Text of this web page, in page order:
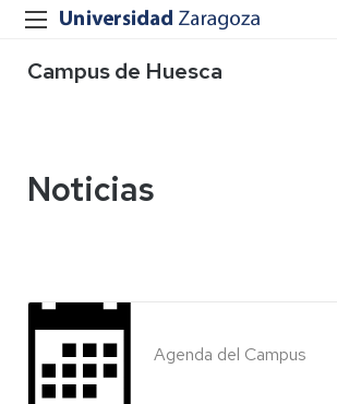
Campus de Huesca
Noticias
Agenda del Campus